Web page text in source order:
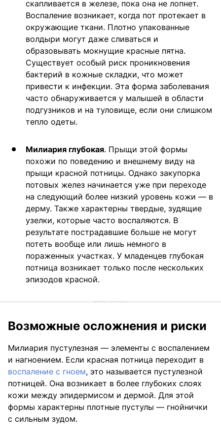
скапливается в железе, пока она не лопнет.
Воспаление возникает, когда пот протекает в
окружающие ткани. Плотно упакованные
волдыри могут даже сливаться и
образовывать мокнущие красные пятна.
Существует особый риск проникновения
бактерий в кожные складки, что может
привести к инфекции. Эта форма заболевания
часто обнаруживается у малышей в области
подгузников и на туловище, если они слишком
тепло одеты.
Милиария глубокая. Прыщи этой формы
похожи по поведению и внешнему виду на
прыщи красной потницы. Однако закупорка
потовых желез начинается уже при переходе
на следующий более низкий уровень кожи — в
дерму. Также характерны твердые, зудящие
узелки, которые часто воспаляются. В
результате пострадавшие больше не могут
потеть вообще или лишь немного в
пораженных участках. У младенцев глубокая
потница возникает только после нескольких
эпизодов красной.
Возможные осложнения и риски
Милиария пустулезная — элементы с воспалением
и нагноением. Если красная потница переходит в
воспаление с гноем, это называется пустулезной
потницей. Она возникает в более глубоких слоях
кожи между эпидермисом и дермой. Для этой
формы характерны плотные пустулы — гнойнички
с сильным зудом.